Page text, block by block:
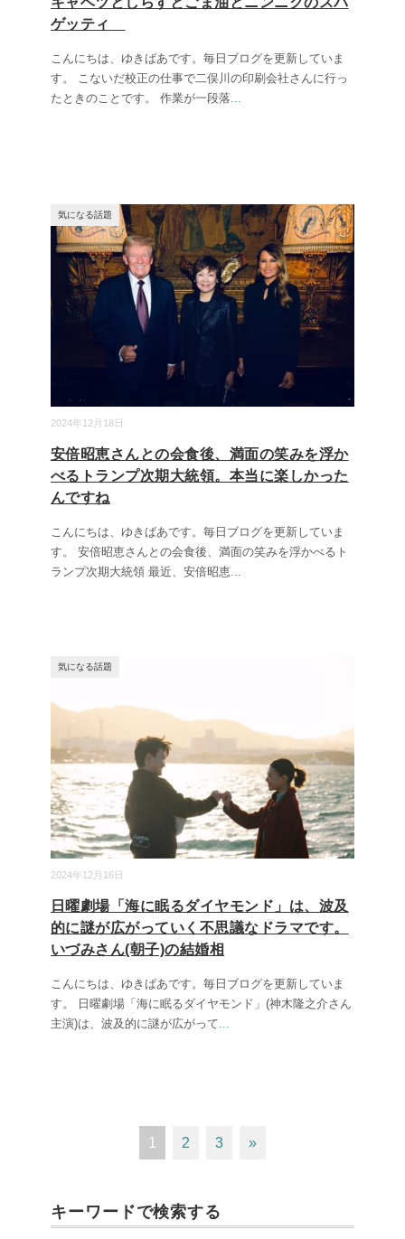
ゲッティ
こんにちは、ゆきばあです。毎日ブログを更新していま
す。 こないだ校正の仕事で二俣川の印刷会社さんに行っ
たときのことです。 作業が一段落...
2024年12月18日
気になる話題
安倍昭恵さんとの会食後、満面の笑みを浮か
べるトランプ次期大統領。本当に楽しかった
んですね
こんにちは、ゆきばあです。毎日ブログを更新していま
す。 安倍昭恵さんとの会食後、満面の笑みを浮かべるト
ランプ次期大統領 最近、安倍昭恵...
2024年12月16日
気になる話題
日曜劇場「海に眠るダイヤモンド」は、波及
的に謎が広がっていく不思議なドラマです。
いづみさん(朝子)の結婚相
こんにちは、ゆきばあです。毎日ブログを更新していま
す。 日曜劇場「海に眠るダイヤモンド」(神木隆之介さん
主演)は、波及的に謎が広がって...
1 2 3 »
キーワードで検索する